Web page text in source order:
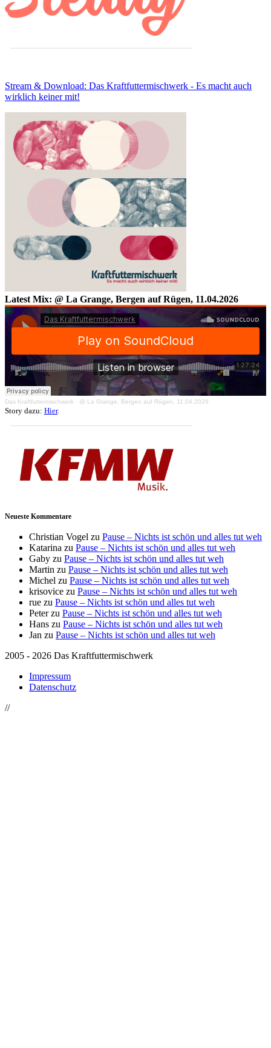
Stream & Download: Das Kraftfuttermischwerk - Es macht auch
wirklich keiner mit!
Latest Mix: @ La Grange, Bergen auf Rügen, 11.04.2026
Das Kraftfuttermischwerk · @ La Grange, Bergen auf Rügen, 11.04.2026
Story dazu: Hier.
Neueste Kommentare
Christian Vogel zu Pause – Nichts ist schön und alles tut weh
Katarina zu Pause – Nichts ist schön und alles tut weh
Gaby zu Pause – Nichts ist schön und alles tut weh
Martin zu Pause – Nichts ist schön und alles tut weh
Michel zu Pause – Nichts ist schön und alles tut weh
krisovice zu Pause – Nichts ist schön und alles tut weh
rue zu Pause – Nichts ist schön und alles tut weh
Peterzu Pause – Nichts ist schön und alles tut weh
Hans zu Pause – Nichts ist schön und alles tut weh
Jan zu Pause – Nichts ist schön und alles tut weh
2005 - 2026 Das Kraftfuttermischwerk
Impressum
Datenschutz
//